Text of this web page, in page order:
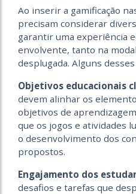
Ao inserir a gamificação
precisam considerar
garantir uma experiência
envolvente, tanto na
desplugada. Alguns
Objetivos educacionais
devem alinhar os
objetivos de
que os jogos e atividades
o desenvolvimento dos
propostos.
Engajamento dos
desafios e tarefas que